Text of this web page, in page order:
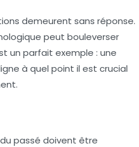
demeurent sans réponse.
peut bouleverser
un parfait exemple : une
à quel point il est crucial
passé doivent être